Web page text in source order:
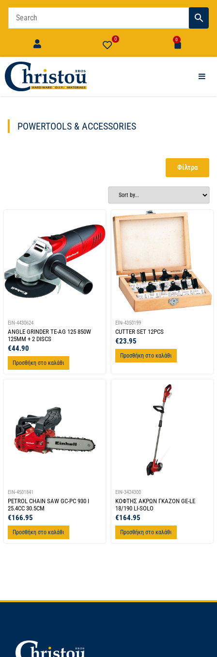
0 0
POWERTOOLS & ACCESSORIES
Φίλτρα
EIN-4430624
ANGLE GRINDER TE-AG 125 850W
125MM + 2 DISCS
€44.90
Προσθήκη στο καλάθι
EIN-4350199
CUTTER SET 12PCS
€23.95
Προσθήκη στο καλάθι
EIN-4501841
PETROL CHAIN SAW GC-PC 930 I
25.4CC 30.5CM
€166.95
Προσθήκη στο καλάθι
EIN-3424300
ΚΟΦΤΗΣ ΑΚΡΩΝ ΓΚΑΖΟΝ GE-LE
18/190 LI-SOLO
€164.95
Προσθήκη στο καλάθι